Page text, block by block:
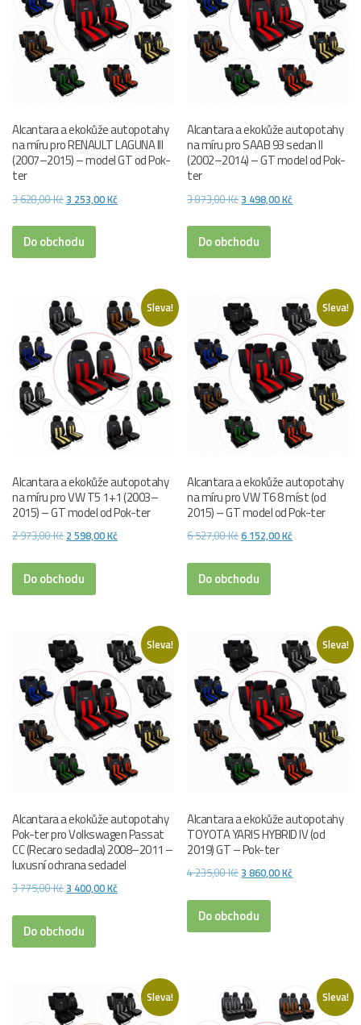
Alcantara a ekokůže autopotahy
na míru pro RENAULT LAGUNA III
(2007–2015) – model GT od Pok-
ter
3 628,00Kč Původní
byla:
3
3 253,00Kč
Do obchodu
Alcantara a ekokůže autopotahy
na míru pro SAAB 93 sedan II
(2002–2014) – GT model od Pok-
ter
3 873,00KčPůvodní
byla:
3
3 498,00Kč
Do obchodu
Sleva!
Alcantara a ekokůže autopotahy
na míru pro VW T5 1+1 (2003–
2015) – GT model od Pok-ter
2 973,00Kč Původní
byla:
2
2 598,00KčAktuální
Do obchodu
Sleva!
Alcantara a ekokůže autopotahy
na míru pro VW T6 8 míst (od
2015) – GT model od Pok-ter
6 527,00KčPůvodní
byla:
6
6 152,00KčAktuální
Do obchodu
Sleva!
Alcantara a ekokůže autopotahy
Pok-ter pro Volkswagen Passat
CC (Recaro sedadla) 2008–2011 –
luxusní ochrana sedadel
3 775,00KčPůvodní
byla:
3
3 400,00KčAktuální
Do obchodu
Sleva!
Alcantara a ekokůže autopotahy
TOYOTA YARIS HYBRID IV (od
2019) GT – Pok-ter
4 235,00KčPůvodní
byla:
4
3 860,00KčAktuální
Do obchodu
Sleva! Sleva!